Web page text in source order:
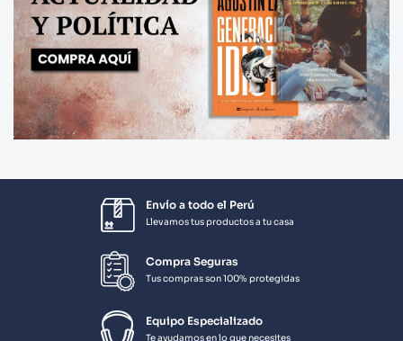
Envío a todo el Perú
Llevamos tus productos a tu casa
Compra Seguras
Tus compras son 100% protegidas
Equipo Especializado
Te ayudamos en lo que necesites